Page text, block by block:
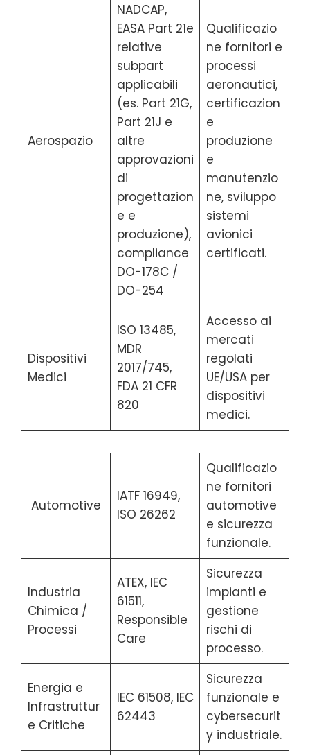
Aerospazio
NADCAP,
EASA Part 21e
relative
subpart
applicabili
(es. Part 21G,
Part 21J e
altre
approvazioni
di
progettazion
e e
produzione),
compliance
DO-178C /
DO-254
Qualificazio
ne fornitori e
processi
aeronautici,
certificazion
e
produzione
e
manutenzio
ne, sviluppo
sistemi
avionici
certificati.
Dispositivi
Medici
ISO 13485,
MDR
2017/745,
FDA 21 CFR
820
Accesso ai
mercati
regolati
UE/USA per
dispositivi
medici.
Automotive
IATF 16949,
ISO 26262
Qualificazio
ne fornitori
automotive
e sicurezza
funzionale.
Industria
Chimica /
Processi
ATEX, IEC
61511,
Responsible
Care
Sicurezza
impianti e
gestione
rischi di
processo.
Energia e
Infrastruttur
e Critiche
IEC 61508, IEC
62443
Sicurezza
funzionale e
cybersecurit
y industriale.